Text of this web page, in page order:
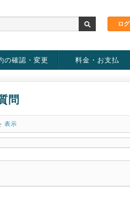
の確認・変更 料金・お支払
問
表示